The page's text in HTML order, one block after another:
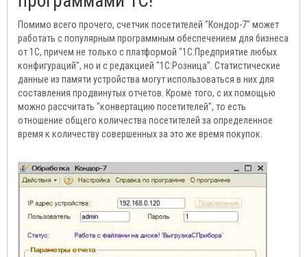
Помимо всего прочего, счетчик посетителей "Кондор-7" может
работать с популярным программным обеспечением для бизнеса
от 1С, причем не только с платформой "1С:Предприятие любых
конфигураций", но и с редакцией "1С:Розница". Статистические
данные из памяти устройства могут использоваться в них для
составления продвинутых отчетов. Кроме того, с их помощью
можно рассчитать "конвертацию посетителей", то есть
отношение общего количества посетителей за определенное
время к количеству совершенных за это же время покупок.